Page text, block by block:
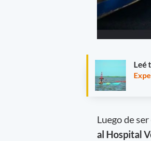
Leé
Luego de ser
al Hospital